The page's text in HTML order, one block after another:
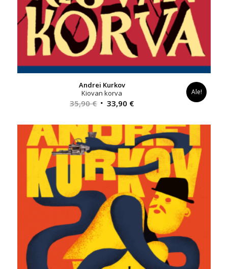
Andrei Kurkov
Kiovan korva
35,90€ Alkuperäinen
oli:
35,90 €.
33,90 €Nykyinen
on:
33,90 €.
Ale!